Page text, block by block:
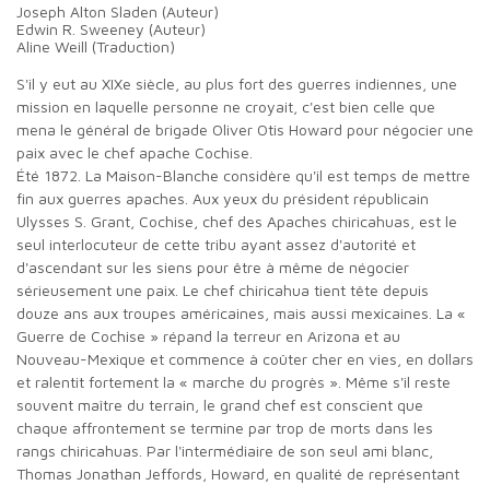
Joseph Alton Sladen (Auteur)
Edwin R. Sweeney (Auteur)
Aline Weill (Traduction)
S'il y eut au XIXe siècle, au plus fort des guerres indiennes, une
mission en laquelle personne ne croyait, c'est bien celle que
mena le général de brigade Oliver Otis Howard pour négocier une
paix avec le chef apache Cochise.
Été 1872. La Maison-Blanche considère qu'il est temps de mettre
fin aux guerres apaches. Aux yeux du président républicain
Ulysses S. Grant, Cochise, chef des Apaches chiricahuas, est le
seul interlocuteur de cette tribu ayant assez d'autorité et
d'ascendant sur les siens pour être à même de négocier
sérieusement une paix. Le chef chiricahua tient tête depuis
douze ans aux troupes américaines, mais aussi mexicaines. La «
Guerre de Cochise » répand la terreur en Arizona et au
Nouveau-Mexique et commence à coûter cher en vies, en dollars
et ralentit fortement la « marche du progrès ». Même s'il reste
souvent maître du terrain, le grand chef est conscient que
chaque affrontement se termine par trop de morts dans les
rangs chiricahuas. Par l'intermédiaire de son seul ami blanc,
Thomas Jonathan Jeffords, Howard, en qualité de représentant